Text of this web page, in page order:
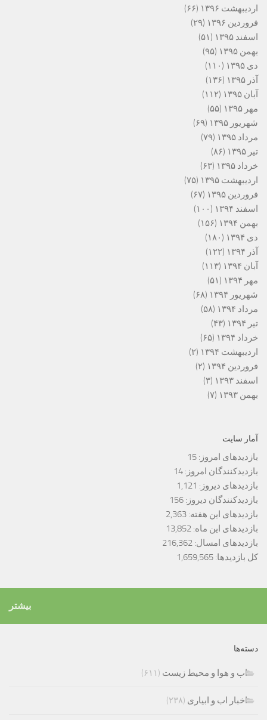
اردیبهشت ۱۳۹۶
(۶۶)
فروردین ۱۳۹۶
(۲۹)
اسفند ۱۳۹۵
(۵۱)
بهمن ۱۳۹۵
(۹۵)
دی ۱۳۹۵
(۱۱۰)
آذر ۱۳۹۵
(۱۳۶)
آبان ۱۳۹۵
(۱۱۲)
مهر ۱۳۹۵
(۵۵)
شهریور ۱۳۹۵
(۶۹)
مرداد ۱۳۹۵
(۷۹)
تیر ۱۳۹۵
(۸۶)
خرداد ۱۳۹۵
(۶۳)
اردیبهشت ۱۳۹۵
(۷۵)
فروردین ۱۳۹۵
(۶۷)
اسفند ۱۳۹۴
(۱۰۰)
بهمن ۱۳۹۴
(۱۵۶)
دی ۱۳۹۴
(۱۸۰)
آذر ۱۳۹۴
(۱۲۲)
آبان ۱۳۹۴
(۱۱۳)
مهر ۱۳۹۴
(۵۱)
شهریور ۱۳۹۴
(۶۸)
مرداد ۱۳۹۴
(۵۸)
تیر ۱۳۹۴
(۴۳)
خرداد ۱۳۹۴
(۶۵)
اردیبهشت ۱۳۹۴
(۲)
فروردین ۱۳۹۴
(۲)
اسفند ۱۳۹۳
(۳)
بهمن ۱۳۹۳
(۷)
آمار سایت
بازدیدهای امروز: 15
بازدیدکنندگان امروز: 14
بازدیدهای دیروز: 1,121
بازدیدکنندگان دیروز: 156
بازدیدهای این هفته: 2,363
بازدیدهای این ماه: 13,852
بازدیدهای امسال: 216,362
کل بازدیدها: 1,659,565
بیشتر
دسته‌ها
اب و هوا و محیط زیست (۶۱۱)
اخبار اب و ابیاری (۲۳۸)